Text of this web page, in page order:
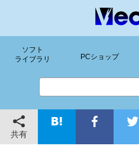
ソフト
ライブラリ
PCショップ
共有